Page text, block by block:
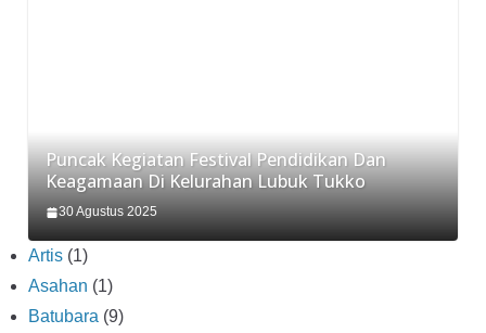
Puncak Kegiatan Festival Pendidikan Dan
Keagamaan Di Kelurahan Lubuk Tukko
30 Agustus 2025
Artis (1)
Asahan (1)
Batubara (9)